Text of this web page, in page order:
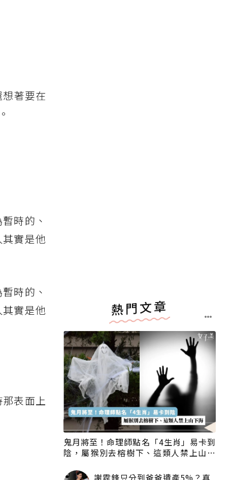
著要在
時的、
實是他
時的、
實是他
表面上
熱門文章
鬼月將至！命理師點名「4生肖」易卡到
陰，屬猴別去榕樹下、這類人禁上山下
謝霆鋒只分到爸爸遺產5%？真